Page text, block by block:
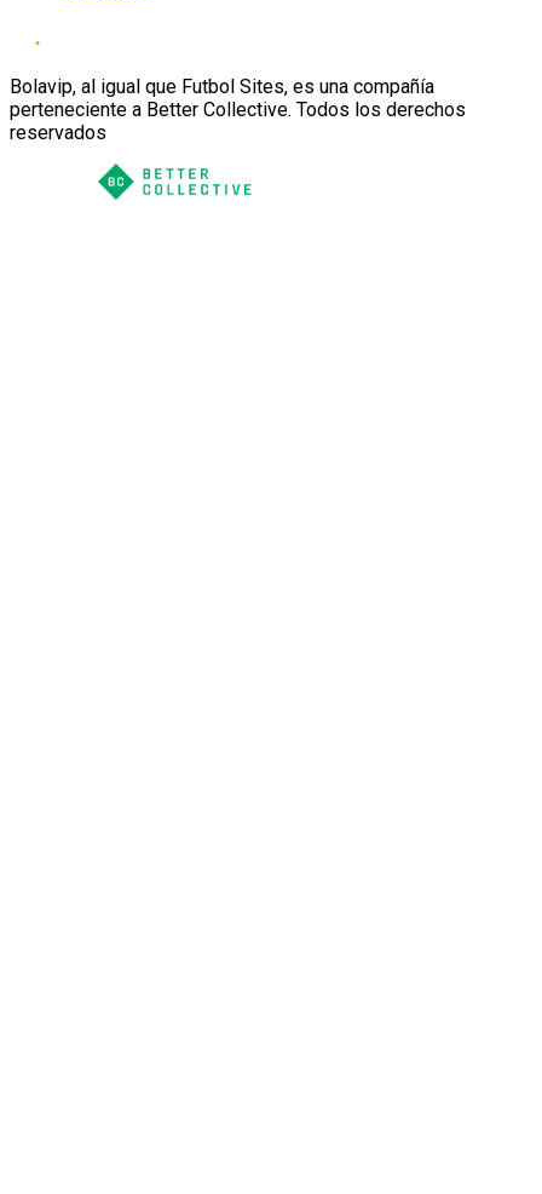
Bolavip, al igual que Futbol Sites, es una compañía
perteneciente a Better Collective. Todos los derechos
reservados